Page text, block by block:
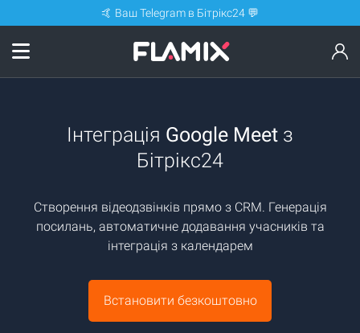
🤙 Ваш Telegram в Бітрікс24 💬
Інтеграція Google Meet з
Бітрікс24
Створення відеодзвінків прямо з CRM. Генерація
посилань, автоматичне додавання учасників та
інтеграція з календарем
Встановити безкоштовно